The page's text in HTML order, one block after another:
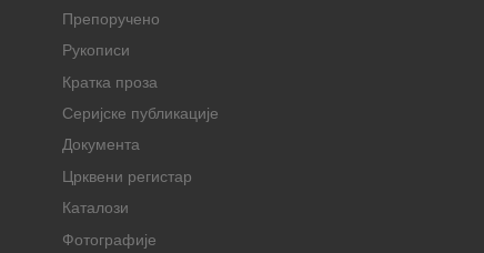
Препоручено
Рукописи
Кратка проза
Серијске публикације
Документа
Црквени регистар
Каталози
Фотографије